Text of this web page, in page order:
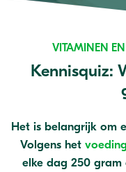
VITAMINEN
Kennisquiz:
Het is belangrijk om
Volgens het
elke dag 250 gram